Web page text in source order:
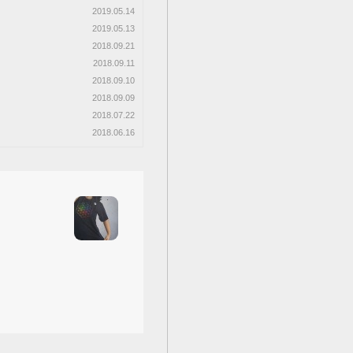
2019.05.14
2019.05.13
2018.09.21
2018.09.11
2018.09.10
2018.09.09
2018.07.22
2018.06.16